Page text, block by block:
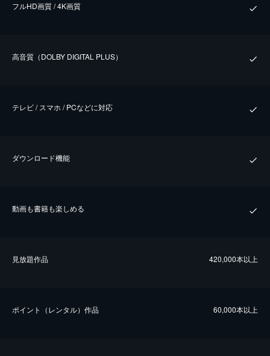
フルHD画質 / 4K画質
⾼⾳質（DOLBY DIGITAL PLUS）
テレビ / スマホ / PCなどに対応
ダウンロード機能
動画も書籍も楽しめる
⾒放題作品 420,000本以上
ポイント（レンタル）作品 60,000本以上